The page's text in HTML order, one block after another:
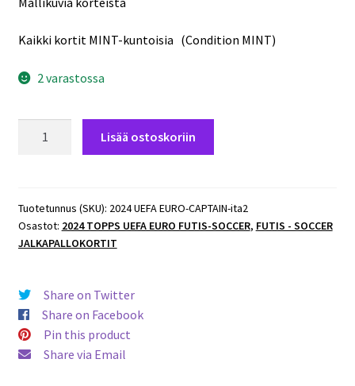
Kaikki kortit MINT-kuntoisia (Condition MINT)
2 varastossa
-
CAPTAIN
#ITA2
Bonucci
(Italy)
määrä
Lisää ostoskoriin
Tuotetunnus (SKU): 2024 UEFA EURO-CAPTAIN-ita2
Osastot: 2024 TOPPS UEFA EURO FUTIS-SOCCER, FUTIS - SOCCER
JALKAPALLOKORTIT
Share on Twitter
Share on Facebook
Pin this product
Share via Email